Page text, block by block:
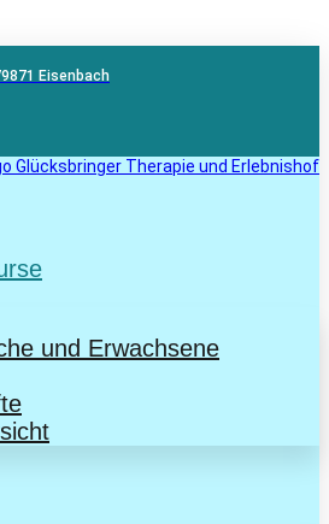
Eisenbach
und Erwachsene